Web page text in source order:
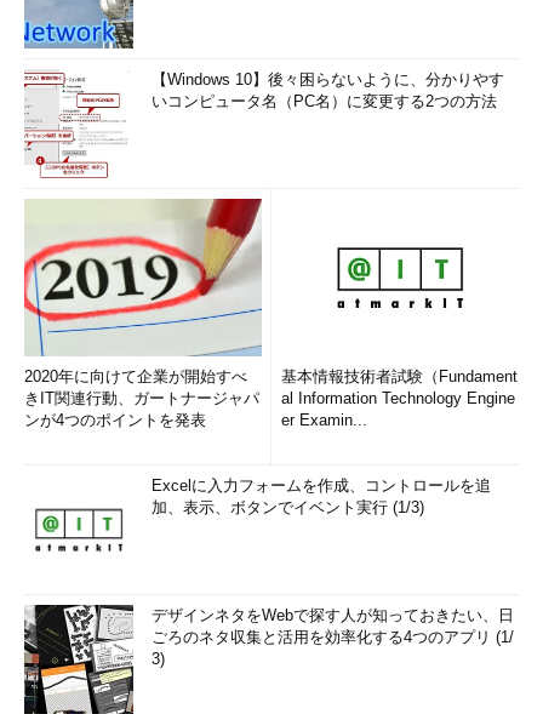
【Windows 10】後々困らないように、分かりやす
いコンピュータ名（PC名）に変更する2つの方法
2020年に向けて企業が開始すべ
きIT関連行動、ガートナージャパ
ンが4つのポイントを発表
基本情報技術者試験（Fundament
al Information Technology Engine
er Examin...
Excelに入力フォームを作成、コントロールを追
加、表示、ボタンでイベント実行 (1/3)
デザインネタをWebで探す人が知っておきたい、日
ごろのネタ収集と活用を効率化する4つのアプリ (1/
3)